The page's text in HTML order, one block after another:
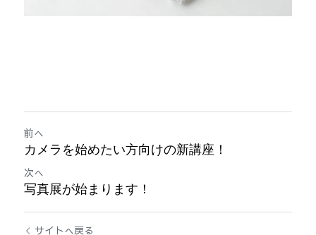
前へ
カメラを始めたい方向けの新講座！
次へ
写真展が始まります！
サイトへ戻る